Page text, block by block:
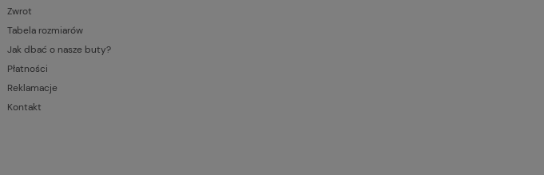
Zwrot
Tabela rozmiarów
Jak dbać o nasze buty?
Płatności
Reklamacje
Kontakt